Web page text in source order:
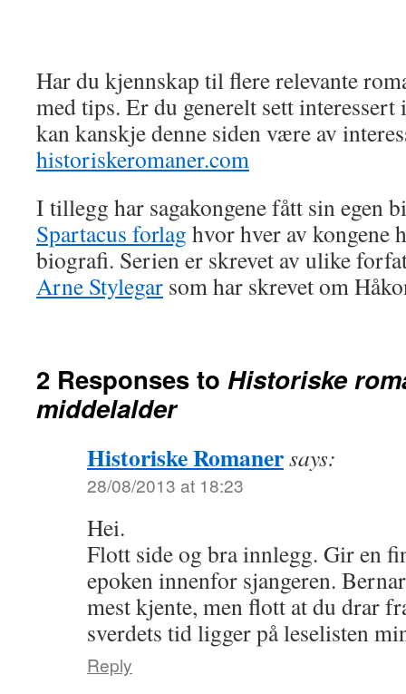
Har du kjennskap til flere relevante
med tips. Er du generelt sett
kan kanskje denne siden være av
historiskeromaner.com
I tillegg har sagakongene fått sin egen
Spartacus forlag hvor hver av kongene
biografi. Serien er skrevet av ulike
Arne Stylegar som har skrevet om
2 Responses to Historiske
middelalder
Historiske Romanersays:
28/08/2013 at 18:23
Hei.
Flott side og bra innlegg. Gir en
epoken innenfor sjangeren.
mest kjente, men flott at du drar
sverdets tid ligger på leselisten
Reply